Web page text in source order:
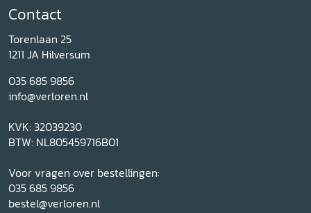
Contact
Torenlaan 25
1211 JA Hilversum
035 685 9856
info@verloren.nl
KVK: 32039230
BTW: NL805459716B01
Voor vragen over bestellingen:
035 685 9856
bestel@verloren.nl